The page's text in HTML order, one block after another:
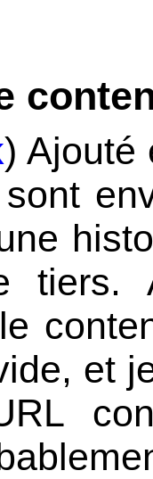
) Ajouté
tiers.
et